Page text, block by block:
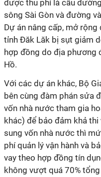
được thu phí là cầu
sông Sài Gòn và đường
Dự án nâng cấp, mở
tỉnh Đăk Lăk bị sụt giảm
hợp đồng do địa phương
Hồ.
Với các dự án khác, Bộ
bên cùng đàm phán sửa
vốn nhà nước tham gia
khác) để bảo đảm khả
sung vốn nhà nước thì
phí quản lý vận hành và
vay theo hợp đồng tín
không vượt quá 70%